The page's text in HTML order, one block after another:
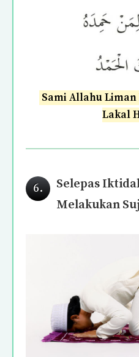
Sami Allahu
Lakal
6.
Selepas
Melakukan